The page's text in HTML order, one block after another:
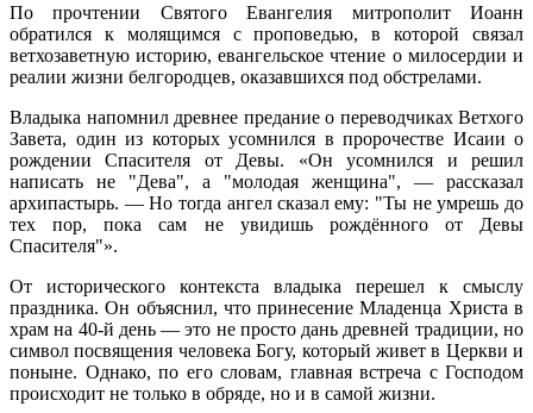
По прочтении Святого Евангелия митрополит Иоанн
обратился к молящимся с проповедью, в которой связал
ветхозаветную историю, евангельское чтение о милосердии и
реалии жизни белгородцев, оказавшихся под обстрелами.
Владыка напомнил древнее предание о переводчиках Ветхого
Завета, один из которых усомнился в пророчестве Исаии о
рождении Спасителя от Девы. «Он усомнился и решил
написать не "Дева", а "молодая женщина", — рассказал
архипастырь. — Но тогда ангел сказал ему: "Ты не умрешь до
тех пор, пока сам не увидишь рождённого от Девы
Спасителя"».
От исторического контекста владыка перешел к смыслу
праздника. Он объяснил, что принесение Младенца Христа в
храм на 40-й день — это не просто дань древней традиции, но
символ посвящения человека Богу, который живет в Церкви и
поныне. Однако, по его словам, главная встреча с Господом
происходит не только в обряде, но и в самой жизни.